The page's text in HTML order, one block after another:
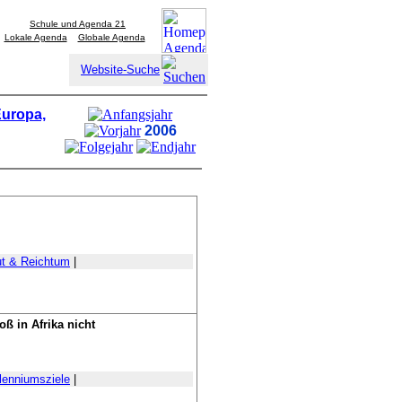
Schule und Agenda 21
Lokale Agenda
Globale Agenda
Website-Suche
2006
& Reichtum
in Afrika nicht